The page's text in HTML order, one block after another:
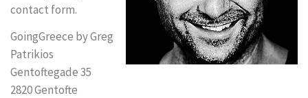
contact form.
GoingGreece by Greg
Patrikios
Gentoftegade 35
2820 Gentofte